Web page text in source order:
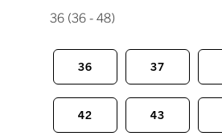
36 (36 - 48)
36 37
42 43